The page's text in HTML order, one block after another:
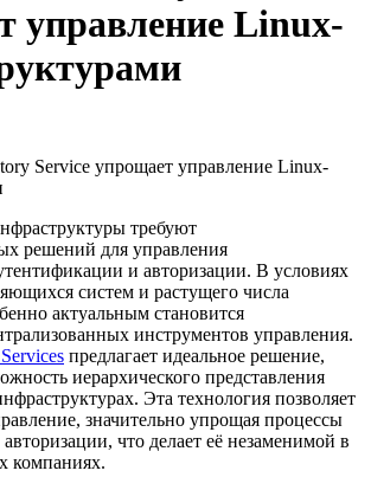
управление Linux-
требуют
решений для управления
и авторизации. В условиях
систем и растущего числа
актуальным становится
инструментов управления.
предлагает идеальное решение,
иерархического представления
Эта технология позволяет
значительно упрощая процессы
что делает её незаменимой в
компаниях.